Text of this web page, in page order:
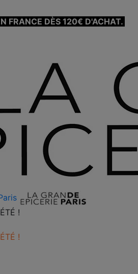
FRANCE DÈS 120€ D'ACHAT.
!
!